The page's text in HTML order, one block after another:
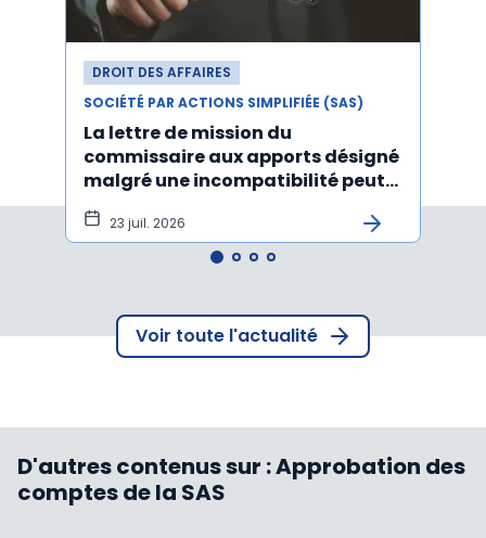
DROIT DES AFFAIRES
SOCIÉTÉ PAR ACTIONS SIMPLIFIÉE (SAS)
La lettre de mission du
commissaire aux apports désigné
malgré une incompatibilité peut
être annulée
23 juil. 2026
Voir toute l'actualité
D'autres contenus sur :Approbation des
comptes de la SAS